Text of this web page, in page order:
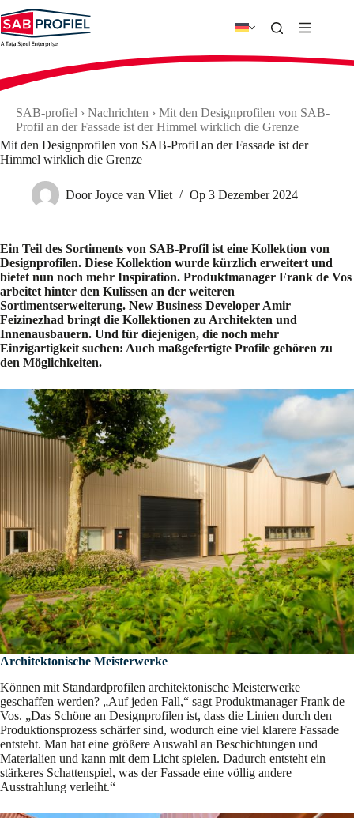
Inhalt
springen
SAB-profiel › Nachrichten › Mit den Designprofilen von SAB-
Profil an der Fassade ist der Himmel wirklich die Grenze
Mit den Designprofilen von SAB-Profil an der Fassade ist der
Himmel wirklich die Grenze
Door Joyce van Vliet Op 3 Dezember 2024
Ein Teil des Sortiments von SAB-Profil ist eine Kollektion von
Designprofilen. Diese Kollektion wurde kürzlich erweitert und
bietet nun noch mehr Inspiration. Produktmanager Frank de Vos
arbeitet hinter den Kulissen an der weiteren
Sortimentserweiterung. New Business Developer Amir
Feizinezhad bringt die Kollektionen zu Architekten und
Innenausbauern. Und für diejenigen, die noch mehr
Einzigartigkeit suchen: Auch maßgefertigte Profile gehören zu
den Möglichkeiten.
Architektonische Meisterwerke
Können mit Standardprofilen architektonische Meisterwerke
geschaffen werden? „Auf jeden Fall,“ sagt Produktmanager Frank de
Vos. „Das Schöne an Designprofilen ist, dass die Linien durch den
Produktionsprozess schärfer sind, wodurch eine viel klarere Fassade
entsteht. Man hat eine größere Auswahl an Beschichtungen und
Materialien und kann mit dem Licht spielen. Dadurch entsteht ein
stärkeres Schattenspiel, was der Fassade eine völlig andere
Ausstrahlung verleiht.“